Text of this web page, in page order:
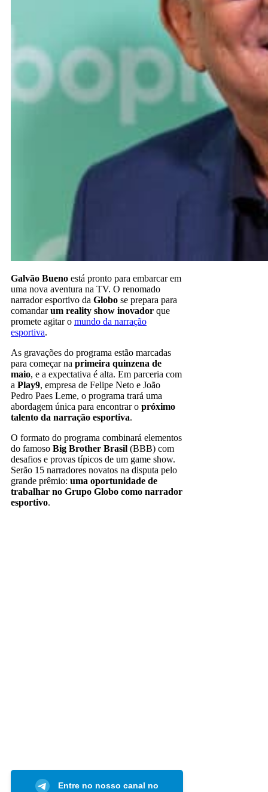
Galvão Bueno está pronto para embarcar em
uma nova aventura na TV. O renomado
narrador esportivo da Globo se prepara para
comandarum reality show inovador que
promete agitar o mundo da narração
esportiva.
As gravações do programa estão marcadas
para começar na primeira quinzena de
maio, e a expectativa é alta. Em parceria com
a Play9, empresa de Felipe Neto e João
Pedro Paes Leme, o programa trará uma
abordagem única para encontrar o próximo
talento da narração esportiva.
O formato do programa combinará elementos
do famoso Big Brother Brasil (BBB) com
desafios e provas típicos de um game show.
Serão 15 narradores novatos na disputa pelo
grande prêmio: uma oportunidade de
trabalhar no Grupo Globo como narrador
esportivo.
Entre no nosso canal no